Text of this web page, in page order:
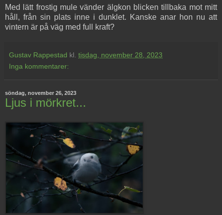
Med lätt frostig mule vänder älgkon blicken tillbaka mot mitt
håll, från sin plats inne i dunklet. Kanske anar hon nu att
vintern är på väg med full kraft?
Gustav Rappestad kl. tisdag, november 28, 2023
Inga kommentarer:
söndag, november 26, 2023
Ljus i mörkret...